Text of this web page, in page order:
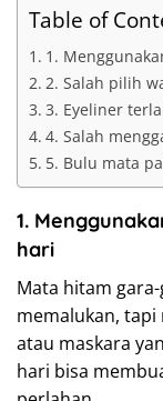
Table of
1.
2. Salah pilih
3. Eyeliner
4. Salah
5. Bulu mata
1.
hari
Mata hitam
memalukan,
atau maskara
hari bisa